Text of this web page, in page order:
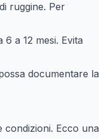
ruggine. Per
a 12 mesi. Evita
documentare la
condizioni. Ecco una